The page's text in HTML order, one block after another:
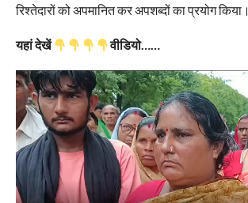
रिश्तेदारों को अपमानित कर अपशब्दों का प्रयोग किया।
यहां देखें वीडियो……